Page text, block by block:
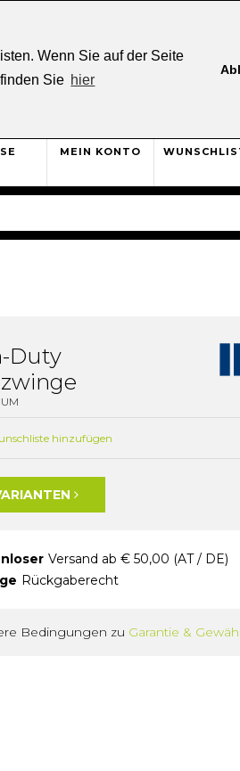
Wenn Sie auf der Seite
Sie hier
MEIN KONTO
Duty
hinzufügen
Versand ab € 50,00 (AT / DE)
Rückgaberecht
Bedingungen zu Garantie &